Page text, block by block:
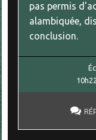
pas permis
alambiquée,
conclusion.
10h22